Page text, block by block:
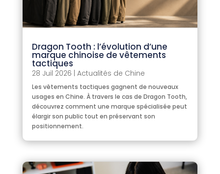
Dragon Tooth : l’évolution d’une
marque chinoise de vêtements
tactiques
28 Juil 2026 | Actualités de Chine
Les vêtements tactiques gagnent de nouveaux
usages en Chine. À travers le cas de Dragon Tooth,
découvrez comment une marque spécialisée peut
élargir son public tout en préservant son
positionnement.